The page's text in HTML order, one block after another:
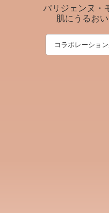
パリジェンヌ・
肌にうるお
コラボレーショ